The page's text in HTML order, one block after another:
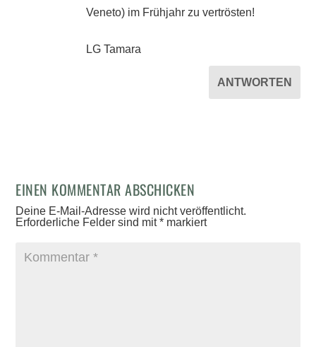
Veneto) im Frühjahr zu vertrösten!
LG Tamara
ANTWORTEN
EINEN KOMMENTAR ABSCHICKEN
Deine E-Mail-Adresse wird nicht veröffentlicht.
Erforderliche Felder sind mit* markiert